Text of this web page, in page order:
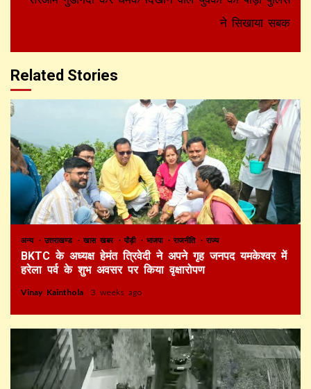
ने सिखाया सबक
Related Stories
अन्य उत्तराखण्ड खास खबर पौड़ी भाजपा राजनीति राज्य
BKTC के अध्यक्ष हेमंत त्रिवेदी ने अपने गृह जनपद यमकेश्वर में
हरेला पर्व के शुभ अवसर पर किया वृक्षारोपण
Vinay Kainthola 3 weeks ago